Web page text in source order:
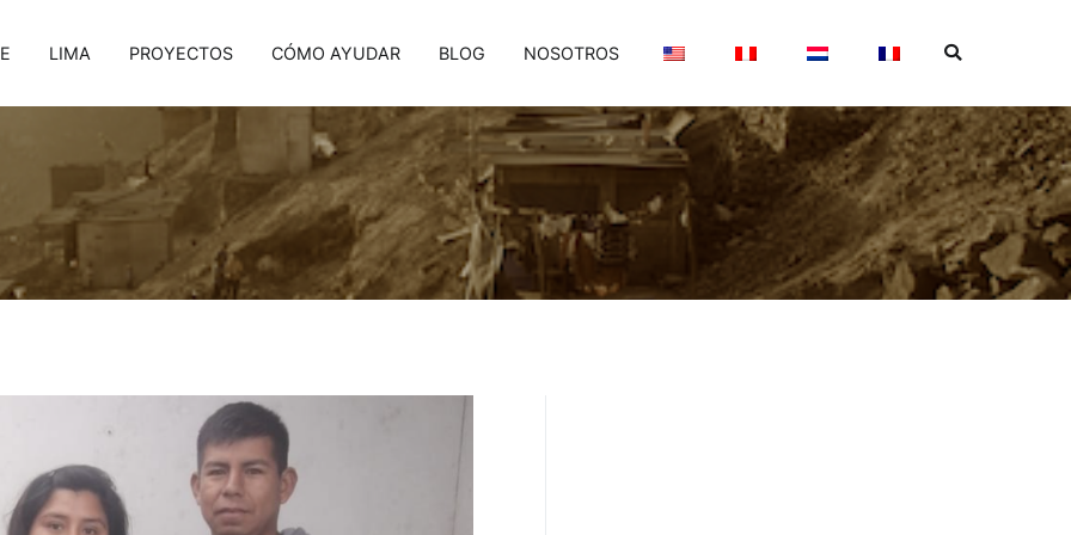
LIMA PROYECTOS CÓMO AYUDAR BLOG NOSOTROS